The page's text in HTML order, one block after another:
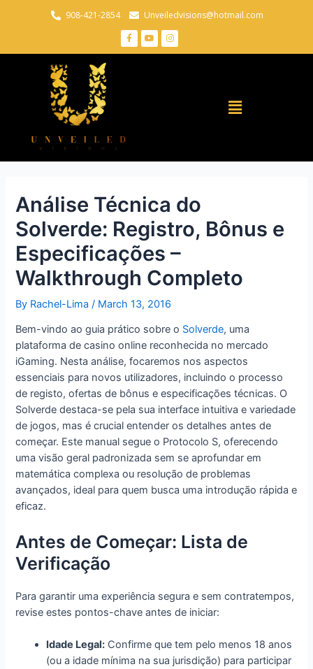
908-421-2854 Unveiledvisions@hotmail.com
Análise Técnica do
Solverde: Registro, Bônus e
Especificações –
Walkthrough Completo
By Rachel-Lima/ March 13, 2016
Bem-vindo ao guia prático sobre o Solverde, uma
plataforma de casino online reconhecida no mercado
iGaming. Nesta análise, focaremos nos aspectos
essenciais para novos utilizadores, incluindo o processo
de registo, ofertas de bônus e especificações técnicas. O
Solverde destaca-se pela sua interface intuitiva e variedade
de jogos, mas é crucial entender os detalhes antes de
começar. Este manual segue o Protocolo S, oferecendo
uma visão geral padronizada sem se aprofundar em
matemática complexa ou resolução de problemas
avançados, ideal para quem busca uma introdução rápida e
eficaz.
Antes de Começar: Lista de
Verificação
Para garantir uma experiência segura e sem contratempos,
revise estes pontos-chave antes de iniciar:
Idade Legal: Confirme que tem pelo menos 18 anos
(ou a idade mínima na sua jurisdição) para participar